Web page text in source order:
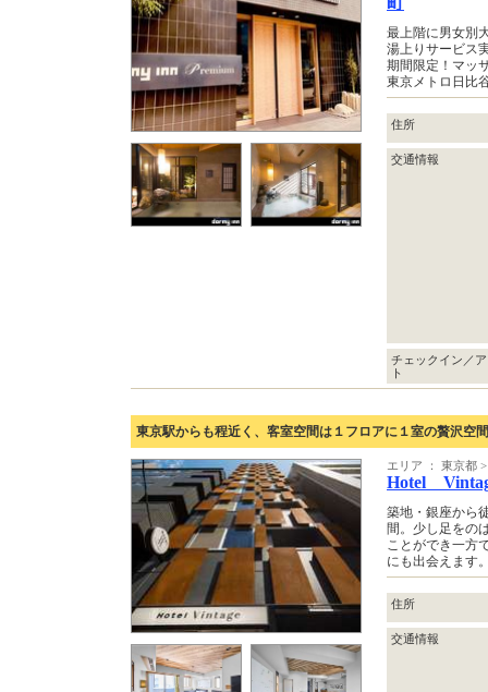
最上階に男女別
湯上りサービス
期間限定！マッ
東京メトロ日比
住所
交通情報
チェックイン／
ト
東京駅からも程近く、客室空間は１フロアに１室の贅沢空間
エリア ： 東京都
Hotel
築地・銀座から
間。少し足をの
ことができ一方
にも出会えます
住所
交通情報